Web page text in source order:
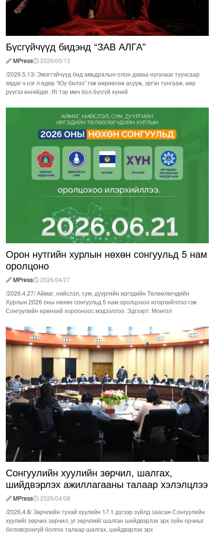
Бүсгүйчүүд бидэнд “ЗАВ АЛГА”
MPress
2026/05/13
/2026.5.13/ Эмэгтэйчүүд бид амьдралын олон даваа нугачааг туучсаар
явдаг ч нэг л өдөр “Юу билээ” гэж өөрөөсөө асууж, эргэн тунгааж, өөр
рүүгээ өнгийдөг. Яг тэр мөч бол бүсгүй хүний
Орон нутгийн хурлын нөхөн сонгуульд 5 нам
оролцоно
MPress
2026/04/27
/2026.4.27/ Аймаг, нийслэл, сум, дүүргийн иргэдийн Төлөөлөгчдийн
Хурлын 2026 оны нөхөн сонгуульд 5 нам оролцохоо илэрхийллээ гэж
Сонгуулийн ерөнхий хорооноос мэдээллээ. Эдгээрт: Монгол
Сонгуулийн хуулийн зөрчил, шалгах,
шийдвэрлэх ажиллагааны талаар хэлэлцлээ
MPress
2026/04/08
/2026.4.8/ Зөрчлийн тухай хуулийн 17.1 дүгээр зүйлд заасан Сонгуулийн
хуулийг зөрчих зөрчил, уг зөрчлийг шалган шийдвэрлэх эрх зүйн орчныг
боловсронгуй болгох талаар шалгах, шийдвэрлэх эрх